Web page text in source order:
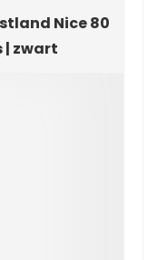
Nice 80
| zwart